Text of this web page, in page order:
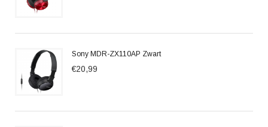
Sony MDR-ZX110AP Zwart
€20,99